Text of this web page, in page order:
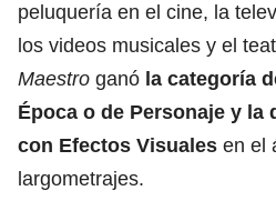
peluquería en el cine, la
los videos musicales y el
Maestro ganó la categoría
Época o de Personaje y la
con Efectos Visuales en el
largometrajes.